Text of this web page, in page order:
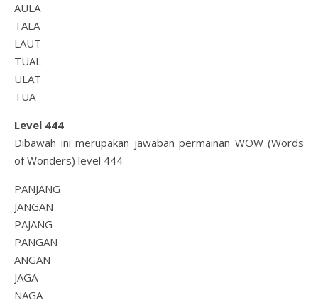
AULA
TALA
LAUT
TUAL
ULAT
TUA
Level 444
Dibawah ini merupakan jawaban permainan WOW (Words
of Wonders) level 444
PANJANG
JANGAN
PAJANG
PANGAN
ANGAN
JAGA
NAGA